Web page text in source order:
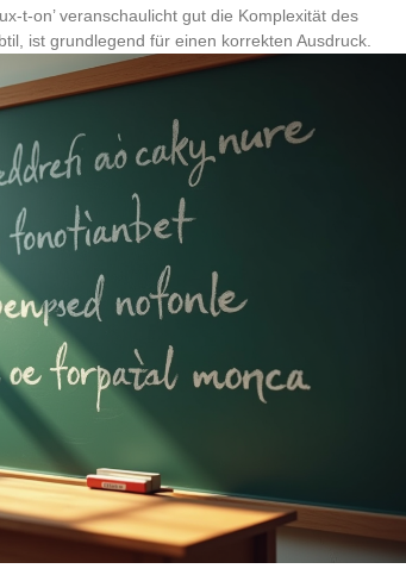
t-on’ veranschaulicht gut die Komplexität des
ist grundlegend für einen korrekten Ausdruck.